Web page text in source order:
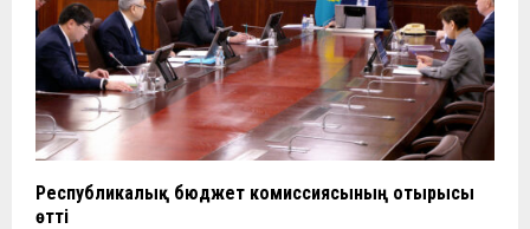
Республикалық бюджет комиссиясының отырысы
өтті